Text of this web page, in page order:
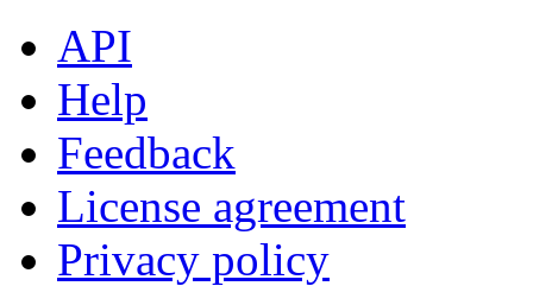
API
Help
Feedback
License agreement
Privacy policy